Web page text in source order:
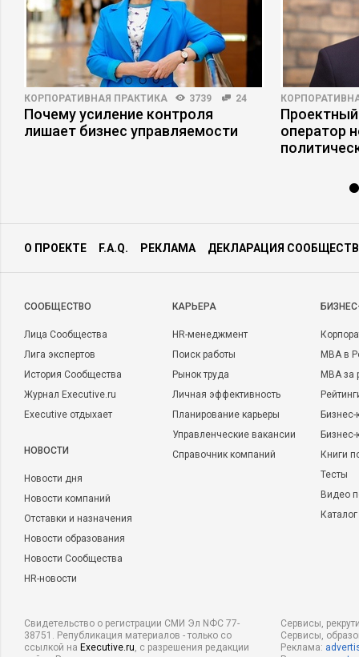
КОРПОРАТИВНАЯ ПРАКТИКА 3739 24
Почему усиление контроля
лишает бизнес управляемости
оператор
О ПРОЕКТЕ F.A.Q. РЕКЛАМА ДЕКЛАРАЦИЯ
CООБЩЕСТВО
Лица Сообщества
Лига экспертов
История Сообщества
Журнал Executive.ru
Executive отдыхает
НОВОСТИ
Новости дня
Новости компаний
Отставки и назначения
Новости образования
Новости Сообщества
HR-новости
КАРЬЕРА
HR-менеджмент
Поиск работы
Рынок труда
Личная эффективность
Планирование карьеры
Управленческие вакансии
Справочник компаний
MBA в
MBA
Бизнес-
Книги
Тесты
Видео
Свидетельство о регистрации СМИ Эл NФС 77-
38751. Републикация материалов - только со
ссылкой на Executive.ru, с разрешения редакции
Сервисы,
Сервисы,
Реклама: